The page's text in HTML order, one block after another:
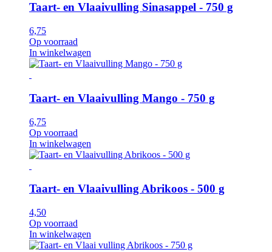
Taart- en Vlaaivulling Sinasappel - 750 g
6,75
Op voorraad
In winkelwagen
Taart- en Vlaaivulling Mango - 750 g
6,75
Op voorraad
In winkelwagen
Taart- en Vlaaivulling Abrikoos - 500 g
4,50
Op voorraad
In winkelwagen